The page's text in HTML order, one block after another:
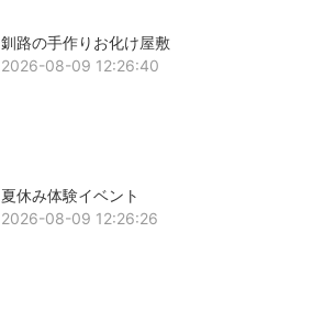
釧路の手作りお化け屋敷
2026-08-09 12:26:40
夏休み体験イベント
2026-08-09 12:26:26